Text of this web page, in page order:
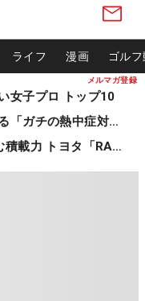
メルマガ登録
ライフ 漫画 ゴル
女子プロ トップ10
女子プロやキャディがやる「ガチの熱中症対策」
ゴルフバッグ4本飲み込む積載力 トヨタ「RAV4」